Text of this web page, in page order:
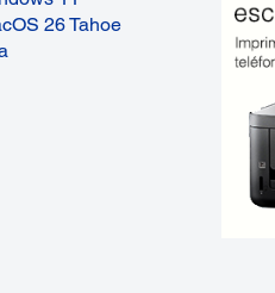
26 Tahoe